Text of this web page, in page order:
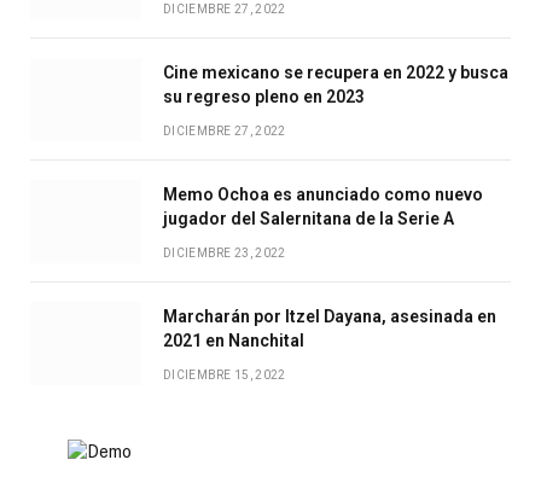
DICIEMBRE 27, 2022
Cine mexicano se recupera en 2022 y busca
su regreso pleno en 2023
DICIEMBRE 27, 2022
Memo Ochoa es anunciado como nuevo
jugador del Salernitana de la Serie A
DICIEMBRE 23, 2022
Marcharán por Itzel Dayana, asesinada en
2021 en Nanchital
DICIEMBRE 15, 2022